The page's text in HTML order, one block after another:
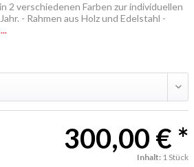
2 verschiedenen Farben zur individuellen
- Rahmen aus Holz und Edelstahl -
300,00 € *
Inhalt: 1 Stück